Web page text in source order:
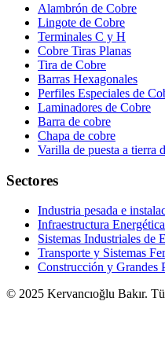
Alambrón de Cobre
Lingote de Cobre
Terminales C y H
Cobre Tiras Planas
Tira de Cobre
Barras Hexagonales
Perfiles Especiales de
Laminadores de Cobre
Barra de cobre
Chapa de cobre
Varilla de puesta a tierra
Sectores
Industria pesada e
Infraestructura
Sistemas Industriales de
Transporte y Sistemas
Construcción y Grandes
© 2025 Kervancıoğlu Bakır.